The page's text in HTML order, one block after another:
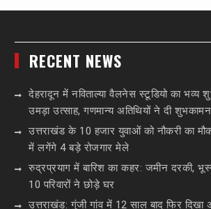
RECENT NEWS
देहरादून में नविताल्या वैलनेस स्टूडियो का भव्य
उमड़ा उत्साह, गणमान्य अतिथियों ने दी
उत्तराखंड के 10 हजार युवाओं को नौकरी का
में लगेंगे 4 बड़े रोजगार मेले
रुद्रप्रयाग में बारिश का कहर: जमीन दरकी,
10 परिवारों ने छोड़े घर
उत्तराखंड: गुंजी गांव में 12 साल बाद फिर दिखा